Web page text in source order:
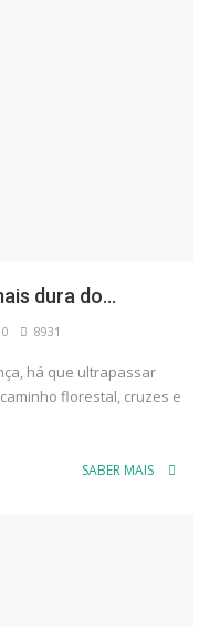
dura do...
0 8931
há que ultrapassar
florestal, cruzes e
SABER MAIS